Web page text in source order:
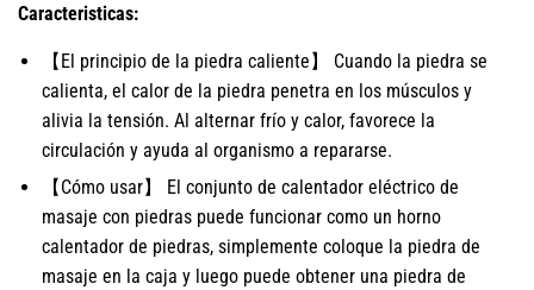
Caracteristicas:
【El principio de la piedra caliente】 Cuando la piedra se
calienta, el calor de la piedra penetra en los músculos y
alivia la tensión. Al alternar frío y calor, favorece la
circulación y ayuda al organismo a repararse.
【Cómo usar】 El conjunto de calentador eléctrico de
masaje con piedras puede funcionar como un horno
calentador de piedras, simplemente coloque la piedra de
masaje en la caja y luego puede obtener una piedra de